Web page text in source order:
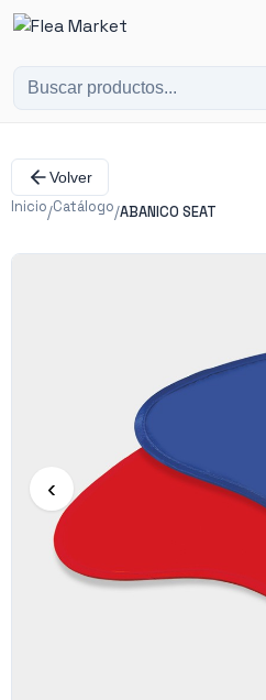
Volver
Inicio/Catálogo/ABANICO SEAT
‹